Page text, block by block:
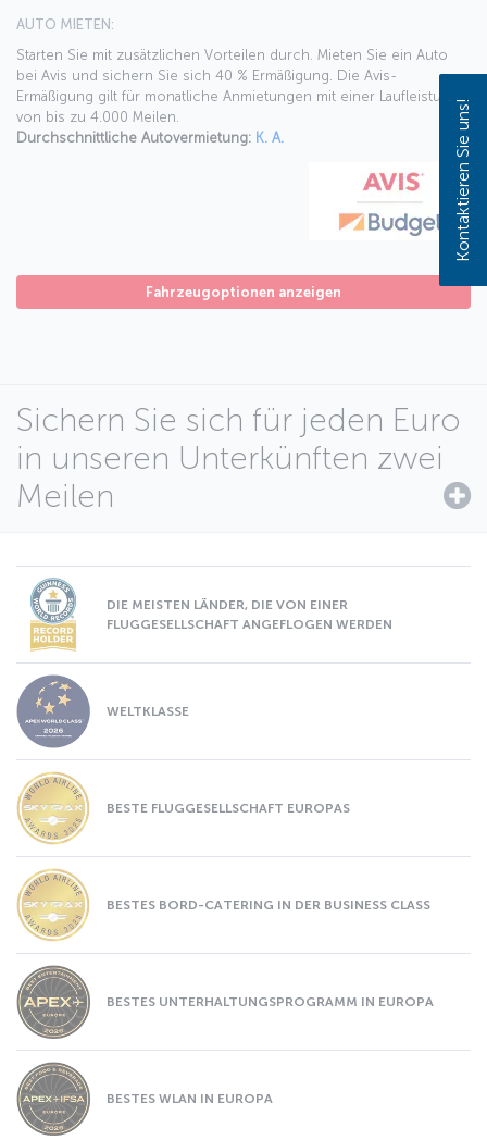
AUTO MIETEN:
Starten Sie mit zusätzlichen Vorteilen durch. Mieten Sie ein Auto
bei Avis und sichern Sie sich 40 % Ermäßigung. Die Avis-
Ermäßigung gilt für monatliche Anmietungen mit einer Laufleistung
von bis zu 4.000 Meilen.
Durchschnittliche Autovermietung: K. A.
Fahrzeugoptionen anzeigen
Sichern Sie sich für jeden Euro
in unseren Unterkünften zwei
Meilen
DIE MEISTEN LÄNDER, DIE VON EINER
FLUGGESELLSCHAFT ANGEFLOGEN WERDEN
WELTKLASSE
BESTE FLUGGESELLSCHAFT EUROPAS
BESTES BORD-CATERING IN DER BUSINESS CLASS
BESTES UNTERHALTUNGSPROGRAMM IN EUROPA
BESTES WLAN IN EUROPA
Kontaktieren Sie uns!